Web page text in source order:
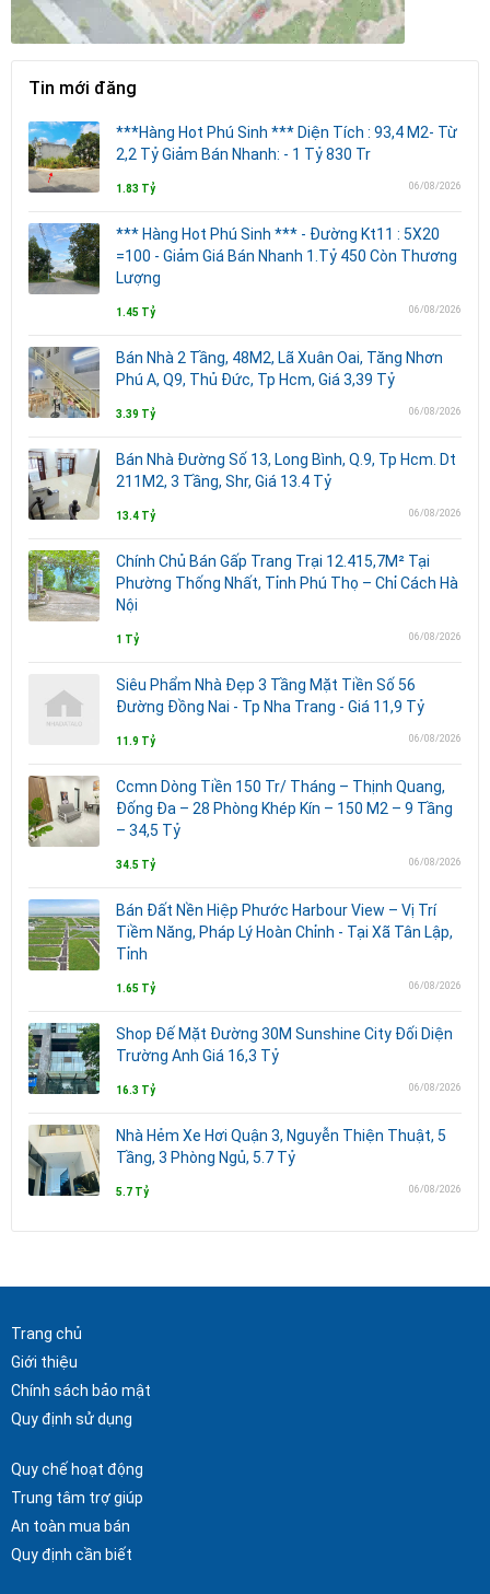
Tin mới đăng
***Hàng Hot Phú Sinh *** Diện Tích : 93,4 M2- Từ
2,2 Tỷ Giảm Bán Nhanh: - 1 Tỷ 830 Tr
1.83 Tỷ 06/08/2026
*** Hàng Hot Phú Sinh *** - Đường Kt11 : 5X20
=100 - Giảm Giá Bán Nhanh 1.Tỷ 450 Còn Thương
Lượng
1.45 Tỷ 06/08/2026
Bán Nhà 2 Tầng, 48M2, Lã Xuân Oai, Tăng Nhơn
Phú A, Q9, Thủ Đức, Tp Hcm, Giá 3,39 Tỷ
3.39 Tỷ 06/08/2026
Bán Nhà Đường Số 13, Long Bình, Q.9, Tp Hcm. Dt
211M2, 3 Tầng, Shr, Giá 13.4 Tỷ
13.4 Tỷ 06/08/2026
Chính Chủ Bán Gấp Trang Trại 12.415,7M² Tại
Phường Thống Nhất, Tỉnh Phú Thọ – Chỉ Cách Hà
Nội
1 Tỷ 06/08/2026
Siêu Phẩm Nhà Đẹp 3 Tầng Mặt Tiền Số 56
Đường Đồng Nai - Tp Nha Trang - Giá 11,9 Tỷ
11.9 Tỷ 06/08/2026
Ccmn Dòng Tiền 150 Tr/ Tháng – Thịnh Quang,
Đống Đa – 28 Phòng Khép Kín – 150 M2 – 9 Tầng
– 34,5 Tỷ
34.5 Tỷ 06/08/2026
Bán Đất Nền Hiệp Phước Harbour View – Vị Trí
Tiềm Năng, Pháp Lý Hoàn Chỉnh - Tại Xã Tân Lập,
Tỉnh
1.65 Tỷ 06/08/2026
Shop Đế Mặt Đường 30M Sunshine City Đối Diện
Trường Anh Giá 16,3 Tỷ
16.3 Tỷ 06/08/2026
Nhà Hẻm Xe Hơi Quận 3, Nguyễn Thiện Thuật, 5
Tầng, 3 Phòng Ngủ, 5.7 Tỷ
5.7 Tỷ 06/08/2026
Trang chủ
Giới thiệu
Chính sách bảo mật
Quy định sử dụng
Quy chế hoạt động
Trung tâm trợ giúp
An toàn mua bán
Quy định cần biết